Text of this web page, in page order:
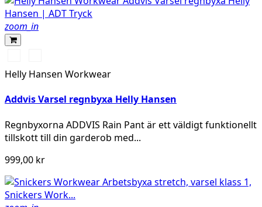
zoom_in
YELLOW/EBONY
ORANGE/EBONY
Helly Hansen Workwear
Addvis Varsel regnbyxa Helly Hansen
Regnbyxorna ADDVIS Rain Pant är ett väldigt funktionellt
tillskott till din garderob med...
999,00 kr